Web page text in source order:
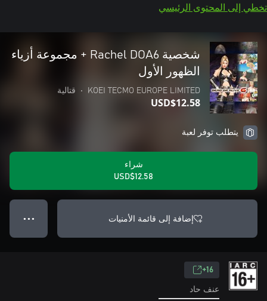
تخطي إلى المحتوى الرئيسي
شخصية DOA6‏ Rachel + مجموعة أزياء
الظهور الأول
KOEI TECMO EUROPE LIMITED
• قتالية
USD$12.58
يتطلب توفر لعبة
شراء
USD$12.58
إضافة إلى قائمة الأمنيات ● ● ●
16+
عنف حاد